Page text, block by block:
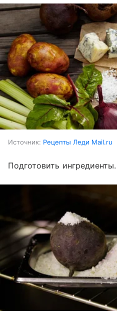
Источник: Рецепты Леди Mail.ru
Подготовить ингредиенты.